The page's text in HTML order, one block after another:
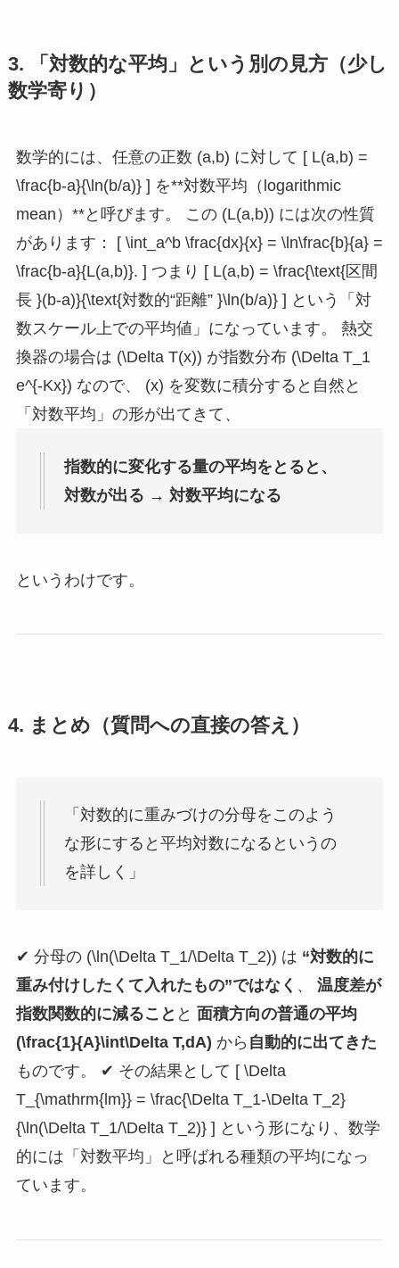
3. 「対数的な平均」という別の見方（少し
数学寄り）
数学的には、任意の正数 (a,b) に対して [ L(a,b) =
\frac{b-a}{\ln(b/a)} ] を**対数平均（logarithmic
mean）**と呼びます。 この (L(a,b)) には次の性質
があります： [ \int_a^b \frac{dx}{x} = \ln\frac{b}{a} =
\frac{b-a}{L(a,b)}. ] つまり [ L(a,b) = \frac{\text{区間
長 }(b-a)}{\text{対数的“距離” }\ln(b/a)} ] という「対
数スケール上での平均値」になっています。 熱交
換器の場合は (\Delta T(x)) が指数分布 (\Delta T_1
e^{-Kx}) なので、 (x) を変数に積分すると自然と
「対数平均」の形が出てきて、
指数的に変化する量の平均をとると、
対数が出る → 対数平均になる
というわけです。
4. まとめ（質問への直接の答え）
「対数的に重みづけの分母をこのよう
な形にすると平均対数になるというの
を詳しく」
✔ 分母の (\ln(\Delta T_1/\Delta T_2)) は “対数的に
重み付けしたくて入れたもの”ではなく 、 温度差が
指数関数的に減ること と 面積方向の普通の平均
(\frac{1}{A}\int\Delta T,dA) から 自動的に出てきた
ものです。 ✔ その結果として [ \Delta
T_{\mathrm{lm}} = \frac{\Delta T_1-\Delta T_2}
{\ln(\Delta T_1/\Delta T_2)} ] という形になり、数学
的には「対数平均」と呼ばれる種類の平均になっ
ています。